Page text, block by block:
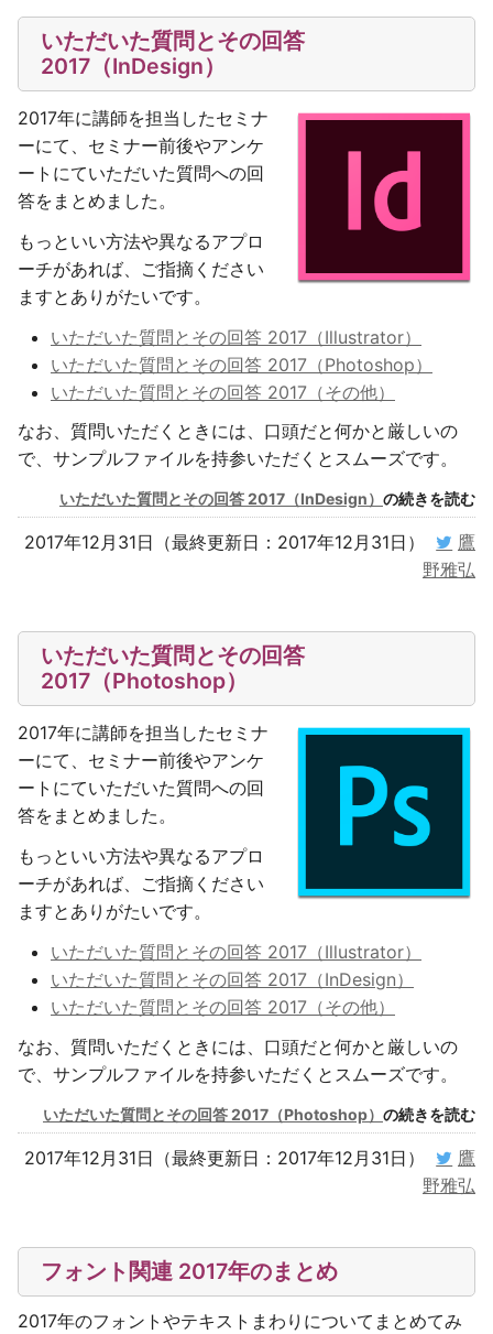
いただいた質問とその回答
2017（InDesign）
2017年に講師を担当したセミナ
ーにて、セミナー前後やアンケ
ートにていただいた質問への回
答をまとめました。
もっといい方法や異なるアプロ
ーチがあれば、ご指摘ください
ますとありがたいです。
いただいた質問とその回答 2017（Illustrator）
いただいた質問とその回答 2017（Photoshop）
いただいた質問とその回答 2017（その他）
なお、質問いただくときには、口頭だと何かと厳しいの
で、サンプルファイルを持参いただくとスムーズです。
いただいた質問とその回答 2017（InDesign） の続きを読む
2017年12月31日（最終更新日：2017年12月31日）
鷹
野雅弘
いただいた質問とその回答
2017（Photoshop）
2017年に講師を担当したセミナ
ーにて、セミナー前後やアンケ
ートにていただいた質問への回
答をまとめました。
もっといい方法や異なるアプロ
ーチがあれば、ご指摘ください
ますとありがたいです。
いただいた質問とその回答 2017（Illustrator）
いただいた質問とその回答 2017（InDesign）
いただいた質問とその回答 2017（その他）
なお、質問いただくときには、口頭だと何かと厳しいの
で、サンプルファイルを持参いただくとスムーズです。
いただいた質問とその回答 2017（Photoshop） の続きを読む
2017年12月31日（最終更新日：2017年12月31日）
鷹
野雅弘
フォント関連 2017年のまとめ
2017年のフォントやテキストまわりについてまとめてみ